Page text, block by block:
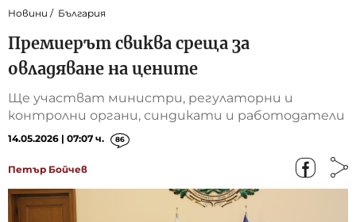
Новини България
Премиерът свиква среща за
овладяване на цените
Ще участват министри, регулаторни и
контролни органи, синдикати и работодатели
14.05.2026 | 07:07 ч. 86
Петър Бойчев